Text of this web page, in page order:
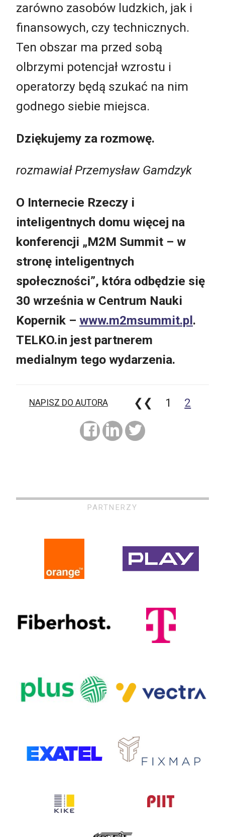
zarówno zasobów ludzkich, jak i
finansowych, czy technicznych.
Ten obszar ma przed sobą
olbrzymi potencjał wzrostu i
operatorzy będą szukać na nim
godnego siebie miejsca.
Dziękujemy za rozmowę.
rozmawiał Przemysław Gamdzyk
O Internecie Rzeczy i
inteligentnych domu więcej na
konferencji „M2M Summit – w
stronę inteligentnych
społeczności”, która odbędzie się
30 września w Centrum Nauki
Kopernik – www.m2msummit.pl.
TELKO.in jest partnerem
medialnym tego wydarzenia.
NAPISZ DO AUTORA ❮❮ 1 2
PARTNERZY